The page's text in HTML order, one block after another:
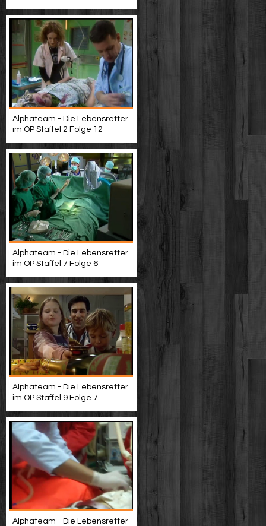
Alphateam - Die Lebensretter
im OP Staffel 2 Folge 12
Alphateam - Die Lebensretter
im OP Staffel 7 Folge 6
Alphateam - Die Lebensretter
im OP Staffel 9 Folge 7
Alphateam - Die Lebensretter